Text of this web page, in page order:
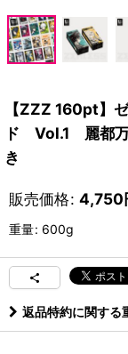
【ZZZ 160pt】
ド Vol.1 麗都
き
販売価格: 4,750
重量: 600g
返品特約に関する